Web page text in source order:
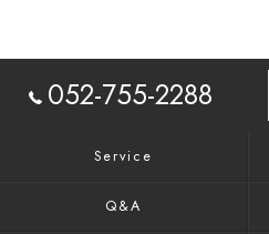
052-755-2288
Service
Q&A